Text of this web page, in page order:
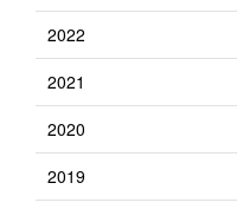
2022
2021
2020
2019